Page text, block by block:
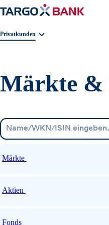
Geschäftsbereichnavigation. Aktuelle
Privatkunden
Märkte &
Märkte
Aktien
Fonds